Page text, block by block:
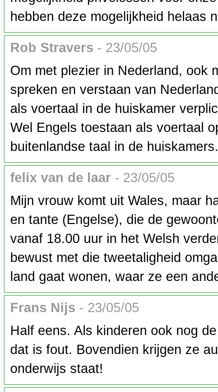
hebben deze mogelijkheid helaas
Rob Stravers - 23/05/05
Om met plezier in Nederland, ook
spreken en verstaan van
als voertaal in de huiskamer
Wel Engels toestaan als voertaal
buitenlandse taal in de
felix van de laar - 23/05/05
Mijn vrouw komt uit Wales, maar
en tante (Engelse), die de
vanaf 18.00 uur in het Welsh
bewust met die tweetaligheid
land gaat wonen, waar ze een
Frans Nijs - 23/05/05
Half eens. Als kinderen ook nog
dat is fout. Bovendien krijgen ze
onderwijs staat!